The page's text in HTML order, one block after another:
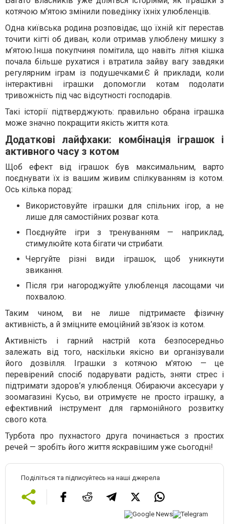
котячою м'ятою змінили поведінку їхніх улюбленців.
Одна київська родина розповідає, що їхній кіт перестав
точити кігті об диван, коли отримав улюблену мишку з
м’ятою.Інша покупчиня помітила, що навіть літня кішка
почала більше рухатися і втратила зайву вагу завдяки
регулярним іграм із подушечками.Є й приклади, коли
інтерактивні іграшки допомогли котам подолати
тривожність під час відсутності господарів.
Такі історії підтверджують: правильно обрана іграшка
може значно покращити якість життя кота.
Додаткові лайфхаки: комбінація іграшок і
активного часу з котом
Щоб ефект від іграшок був максимальним, варто
поєднувати їх із вашим живим спілкуванням із котом.
Ось кілька порад:
Використовуйте іграшки для спільних ігор, а не
лише для самостійних розваг кота.
Поєднуйте ігри з тренуванням — наприклад,
стимулюйте кота бігати чи стрибати.
Чергуйте різні види іграшок, щоб уникнути
звикання.
Після гри нагороджуйте улюбленця ласощами чи
похвалою.
Таким чином, ви не лише підтримаєте фізичну
активність, а й зміцните емоційний зв’язок із котом.
Активність і гарний настрій кота безпосередньо
залежать від того, наскільки якісно ви організували
його дозвілля. Іграшки з котячою м'ятою — це
перевірений спосіб подарувати радість, зняти стрес і
підтримати здоров’я улюбленця. Обираючи аксесуари у
зоомагазині Кусьо, ви отримуєте не просто іграшку, а
ефективний інструмент для гармонійного розвитку
свого кота.
Турбота про пухнастого друга починається з простих
речей — зробіть його життя яскравішим уже сьогодні!
Поділіться та підписуйтесь на наші джерела